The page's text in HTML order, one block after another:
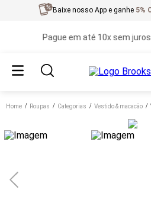
Baixe nosso App e ganhe 5%
Pague em até 10x sem juros
Home roupas categorias vestido & macacão